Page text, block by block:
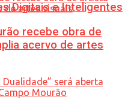
Digitais e Inteligentes
recebe obra de
acervo de artes